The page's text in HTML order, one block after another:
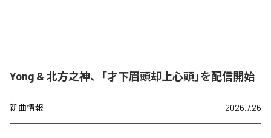
Yong & 北方之神、「才下眉頭却上心頭」を配信開始
新曲情報 2026.7.26